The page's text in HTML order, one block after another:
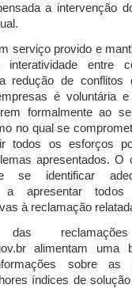
a intervenção
serviço provido e
entre
redução de conflitos
é voluntária
formalmente ao
no qual se
todos os esforços
apresentados. O
se identificar
a apresentar
à reclamação
reclamações
alimentam uma
sobre as
índices de